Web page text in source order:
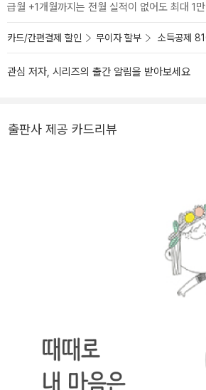
급월 +1개월까지는 전월 실적이 없어도 최대 1
카드/간편결제 할인 무이자 할부 소득공제
관심 저자, 시리즈의 출간 알림을 받아보세요
출판사 제공 카드리뷰